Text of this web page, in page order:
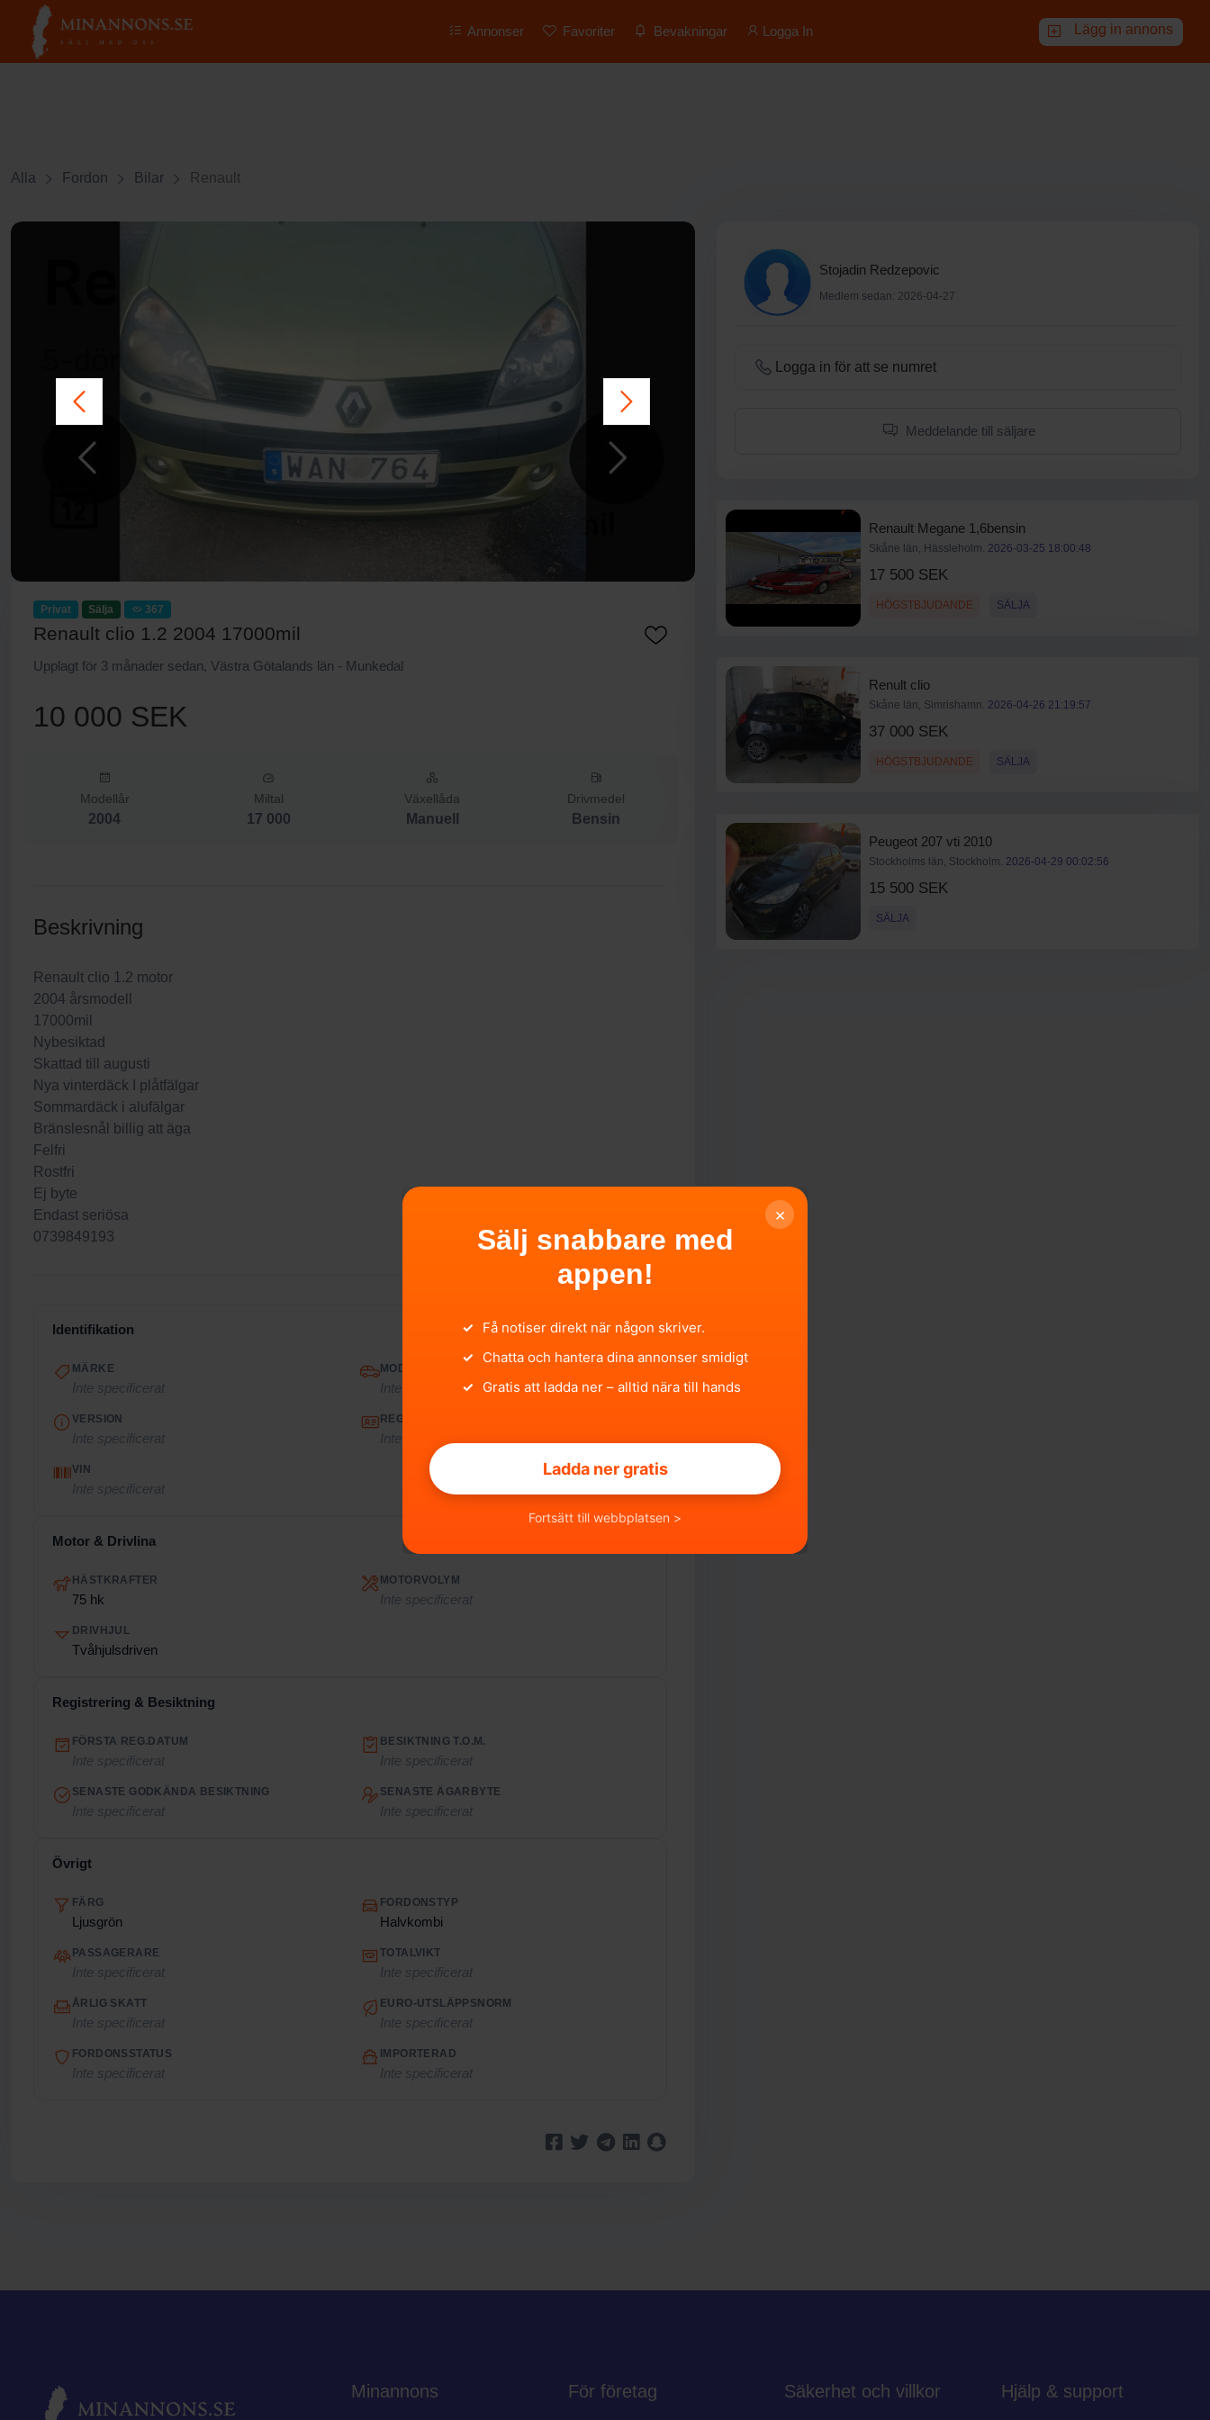
Annonser Favoriter Bevakningar Logga In Lägg in annons
Alla Fordon Bilar Renault
Privat Sälja 367
Renault clio 1.2 2004 17000mil
Upplagt för 3 månader sedan, Västra Götalands län - Munkedal
10 000 SEK
Modellår
2004
Miltal
17 000
Växellåda
Manuell
Drivmedel
Bensin
Beskrivning
Renault clio 1.2 motor
2004 årsmodell
17000mil
Nybesiktad
Skattad till augusti
Nya vinterdäck I plåtfälgar
Sommardäck i alufälgar
Bränslesnål billig att äga
Felfri
Rostfri
Ej byte
Endast seriösa
0739849193
Identifikation
MÄRKE
Inte specificerat
MODELL
Inte specificerat
VERSION
Inte specificerat
REGISTRERINGSNUMMER
Inte specificerat
VIN
Inte specificerat
Motor & Drivlina
HÄSTKRAFTER
75 hk
MOTORVOLYM
Inte specificerat
DRIVHJUL
Tvåhjulsdriven
Registrering & Besiktning
FÖRSTA REG.DATUM
Inte specificerat
BESIKTNING T.O.M.
Inte specificerat
SENASTE GODKÄNDA BESIKTNING
Inte specificerat
SENASTE ÄGARBYTE
Inte specificerat
Övrigt
FÄRG
Ljusgrön
FORDONSTYP
Halvkombi
PASSAGERARE
Inte specificerat
TOTALVIKT
Inte specificerat
ÅRLIG SKATT
Inte specificerat
EURO-UTSLÄPPSNORM
Inte specificerat
FORDONSSTATUS
Inte specificerat
IMPORTERAD
Inte specificerat
Stojadin Redzepovic
Medlem sedan: 2026-04-27
Logga in för att se numret
Meddelande till säljare
Renault Megane 1,6bensin
Skåne län, Hässleholm. 2026-03-25 18:00:48
17 500 SEK
HÖGSTBJUDANDE SÄLJA
Renult clio
Skåne län, Simrishamn. 2026-04-26 21:19:57
37 000 SEK
HÖGSTBJUDANDE SÄLJA
Peugeot 207 vti 2010
Stockholms län, Stockholm. 2026-04-29 00:02:56
15 500 SEK
SÄLJA
×
Sälj snabbare med
appen!
✓ Få notiser direkt när någon skriver.
✓ Chatta och hantera dina annonser smidigt
✓ Gratis att ladda ner – alltid nära till hands
Ladda ner gratis
Fortsätt till webbplatsen >
Minannons För företag Säkerhet och villkor Hjälp & support